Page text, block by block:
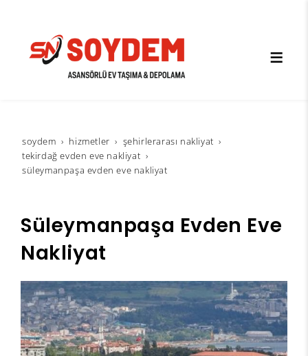
soydem hi̇zmetler
şehirlerarası nakliyat
tekirdağ evden eve nakliyat
süleymanpaşa evden eve nakliyat
Süleymanpaşa Evden Eve
Nakliyat